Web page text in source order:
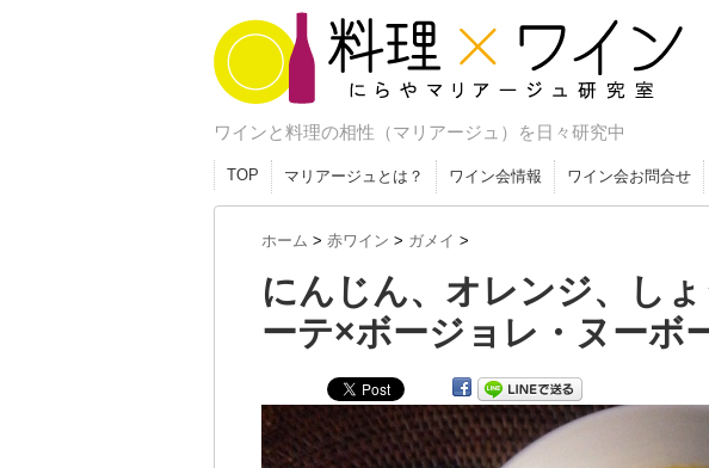
料理×ワイン にらやマリア
ージュ研究室
ワインと料理の相性（マリアージュ）を日々研究中
TOP マリアージュとは？ ワイン会情報 ワイン会お問合せ
ホーム > 赤ワイン > ガメイ >
にんじん、オレンジ、し
ーテ×ボージョレ・ヌーボ